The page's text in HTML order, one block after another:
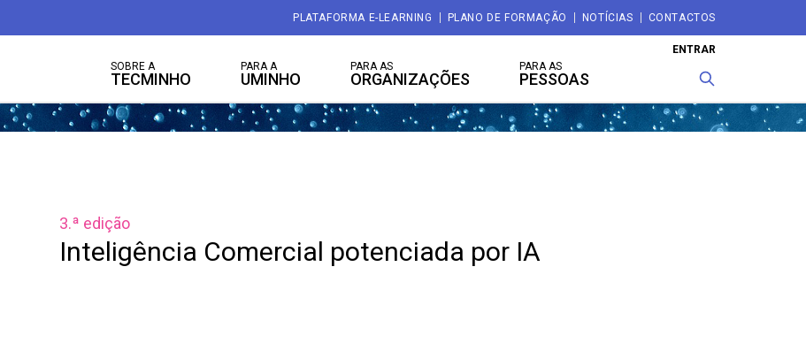
PLATAFORMA E-LEARNING PLANO DE FORMAÇÃO NOTÍCIAS CONTACTOS
ENTRAR
SOBRE A
TECMINHO
PARA A
UMINHO
PARA AS
ORGANIZAÇÕES
PARA AS
PESSOAS
3.ª edição
Inteligência Comercial potenciada por IA